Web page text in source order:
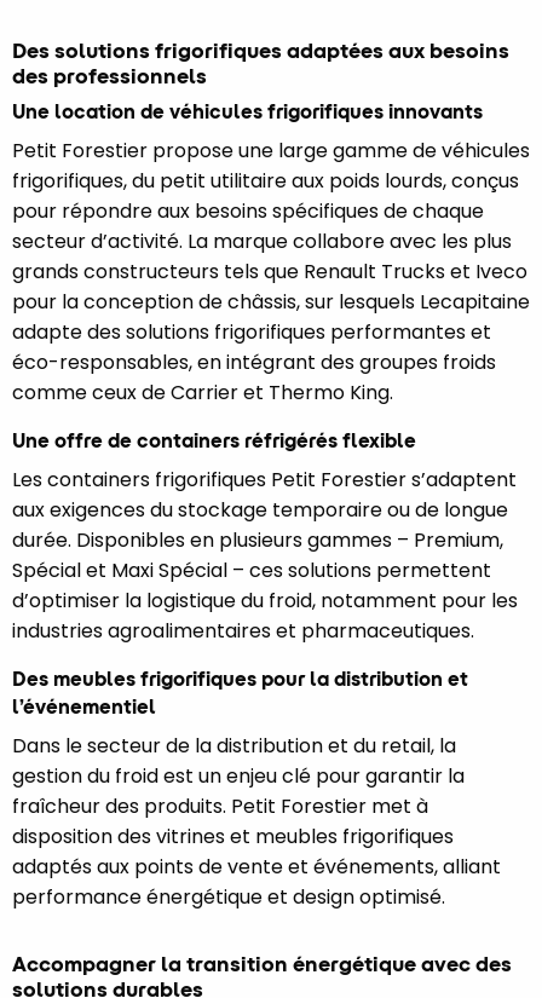
Des solutions frigorifiques adaptées aux besoins
des professionnels
Une location de véhicules frigorifiques innovants
Petit Forestier propose une large gamme de véhicules
frigorifiques, du petit utilitaire aux poids lourds, conçus
pour répondre aux besoins spécifiques de chaque
secteur d’activité. La marque collabore avec les plus
grands constructeurs tels que Renault Trucks et Iveco
pour la conception de châssis, sur lesquels Lecapitaine
adapte des solutions frigorifiques performantes et
éco-responsables, en intégrant des groupes froids
comme ceux de Carrier et Thermo King.
Une offre de containers réfrigérés flexible
Les containers frigorifiques Petit Forestier s’adaptent
aux exigences du stockage temporaire ou de longue
durée. Disponibles en plusieurs gammes – Premium,
Spécial et Maxi Spécial – ces solutions permettent
d’optimiser la logistique du froid, notamment pour les
industries agroalimentaires et pharmaceutiques.
Des meubles frigorifiques pour la distribution et
l’événementiel
Dans le secteur de la distribution et du retail, la
gestion du froid est un enjeu clé pour garantir la
fraîcheur des produits. Petit Forestier met à
disposition des vitrines et meubles frigorifiques
adaptés aux points de vente et événements, alliant
performance énergétique et design optimisé.
Accompagner la transition énergétique avec des
solutions durables